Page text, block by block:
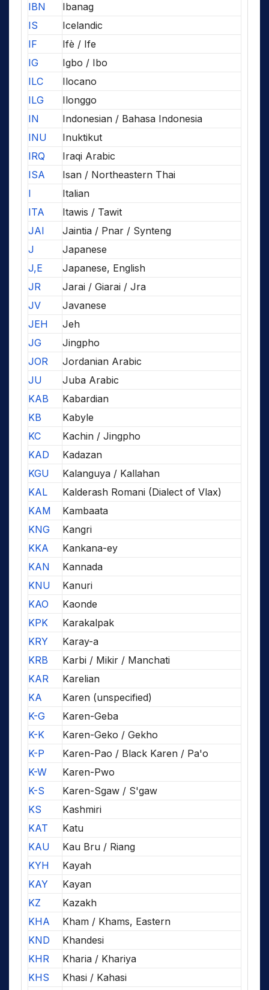
IBN
Ibanag
IS
Icelandic
IF
Ifè / Ife
IG
Igbo / Ibo
ILC
Ilocano
ILG
Ilonggo
IN
Indonesian / Bahasa Indonesia
INU
Inuktikut
IRQ
Iraqi Arabic
ISA
Isan / Northeastern Thai
I
Italian
ITA
Itawis / Tawit
JAI
Jaintia / Pnar / Synteng
J
Japanese
J,E
Japanese, English
JR
Jarai / Giarai / Jra
JV
Javanese
JEH
Jeh
JG
Jingpho
JOR
Jordanian Arabic
JU
Juba Arabic
KAB
Kabardian
KB
Kabyle
KC
Kachin / Jingpho
KAD
Kadazan
KGU
Kalanguya / Kallahan
KAL
Kalderash Romani (Dialect of Vlax)
KAM
Kambaata
KNG
Kangri
KKA
Kankana-ey
KAN
Kannada
KNU
Kanuri
KAO
Kaonde
KPK
Karakalpak
KRY
Karay-a
KRB
Karbi / Mikir / Manchati
KAR
Karelian
KA
Karen (unspecified)
K-G
Karen-Geba
K-K
Karen-Geko / Gekho
K-P
Karen-Pao / Black Karen / Pa'o
K-W
Karen-Pwo
K-S
Karen-Sgaw / S'gaw
KS
Kashmiri
KAT
Katu
KAU
Kau Bru / Riang
KYH
Kayah
KAY
Kayan
KZ
Kazakh
KHA
Kham / Khams, Eastern
KND
Khandesi
KHR
Kharia / Khariya
KHS
Khasi / Kahasi